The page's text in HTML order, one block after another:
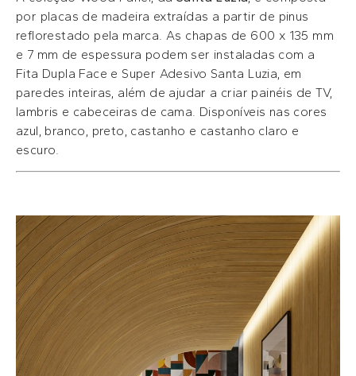
por placas de madeira extraídas a partir de pinus
reflorestado pela marca. As chapas de 600 x 135 mm
e 7 mm de espessura podem ser instaladas com a
Fita Dupla Face e Super Adesivo Santa Luzia, em
paredes inteiras, além de ajudar a criar painéis de TV,
lambris e cabeceiras de cama. Disponíveis nas cores
azul, branco, preto, castanho e castanho claro e
escuro.